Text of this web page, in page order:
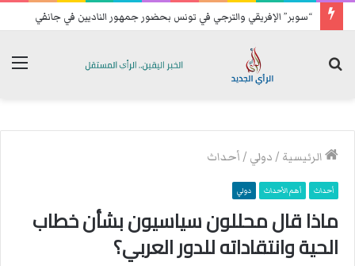
“سوبر” الإفريقي والترجي في تونس بحضور جمهور الناديين في جانفي
الرئيسية /دولي /أحداث
أحداث أهم الأحداث دولي
ماذا قال محللون سياسيون بشأن خطاب
الحية وانتقاداته للدور العربي؟